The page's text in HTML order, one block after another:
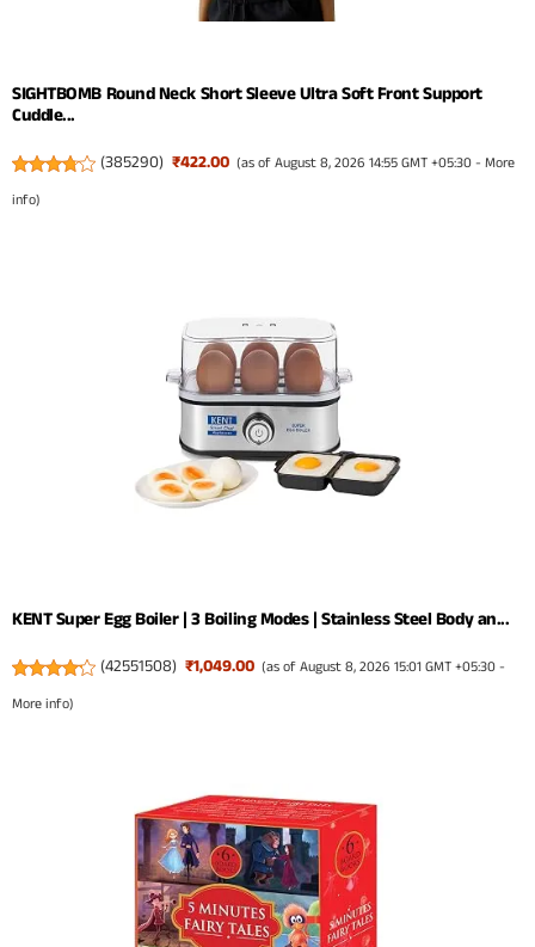
SIGHTBOMB Round Neck Short Sleeve Ultra Soft Front Support
Cuddle...
(385290) ₹422.00 (as of August 8, 2026 14:55 GMT +05:30 -More
info)
KENT Super Egg Boiler | 3 Boiling Modes | Stainless Steel Body an...
(42551508) ₹1,049.00 (as of August 8, 2026 15:01 GMT +05:30 -
More info)